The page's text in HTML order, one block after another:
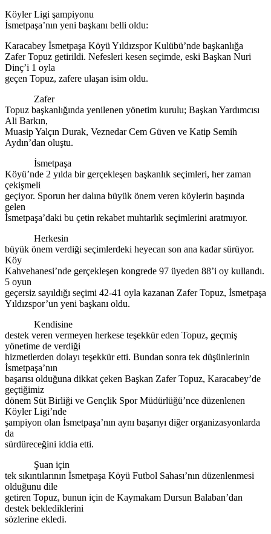
Köyler Ligi şampiyonu
İsmetpaşa’nın yeni başkanı belli oldu:
Karacabey İsmetpaşa Köyü Yıldızspor Kulübü’nde başkanlığa
Zafer Topuz getirildi. Nefesleri kesen seçimde, eski Başkan Nuri
Dinç’i 1 oyla
geçen Topuz, zafere ulaşan isim oldu.
Zafer
Topuz başkanlığında yenilenen yönetim kurulu; Başkan Yardımcısı
Ali Barkın,
Muasip Yalçın Durak, Veznedar Cem Güven ve Katip Semih
Aydın’dan oluştu.
İsmetpaşa
Köyü’nde 2 yılda bir gerçekleşen başkanlık seçimleri, her zaman
çekişmeli
geçiyor. Sporun her dalına büyük önem veren köylerin başında
gelen
İsmetpaşa’daki bu çetin rekabet muhtarlık seçimlerini aratmıyor.
Herkesin
büyük önem verdiği seçimlerdeki heyecan son ana kadar sürüyor.
Köy
Kahvehanesi’nde gerçekleşen kongrede 97 üyeden 88’i oy kullandı.
5 oyun
geçersiz sayıldığı seçimi 42-41 oyla kazanan Zafer Topuz, İsmetpaşa
Yıldızspor’un yeni başkanı oldu.
Kendisine
destek veren vermeyen herkese teşekkür eden Topuz, geçmiş
yönetime de verdiği
hizmetlerden dolayı teşekkür etti. Bundan sonra tek düşünlerinin
İsmetpaşa’nın
başarısı olduğuna dikkat çeken Başkan Zafer Topuz, Karacabey’de
geçtiğimiz
dönem Süt Birliği ve Gençlik Spor Müdürlüğü’nce düzenlenen
Köyler Ligi’nde
şampiyon olan İsmetpaşa’nın aynı başarıyı diğer organizasyonlarda
da
sürdüreceğini iddia etti.
Şuan için
tek sıkıntılarının İsmetpaşa Köyü Futbol Sahası’nın düzenlenmesi
olduğunu dile
getiren Topuz, bunun için de Kaymakam Dursun Balaban’dan
destek beklediklerini
sözlerine ekledi.